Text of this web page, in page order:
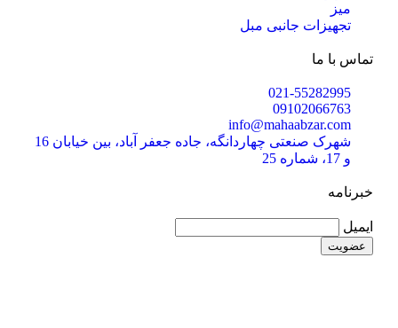
میز
تجهیزات جانبی مبل
تماس با ما
021-55282995
09102066763
info@mahaabzar.com
شهرک صنعتی چهاردانگه، جاده جعفر آباد، بین خیابان 16
و 17، شماره 25
خبرنامه
ایمیل